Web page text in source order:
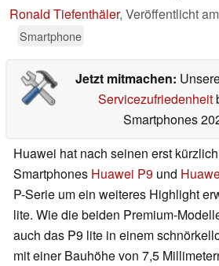
Ronald Tiefenthäler, Veröffentlicht am
Smartphone
Jetzt mitmachen:
Servicezufriedenheit
Smartphones
Huawei hat nach seinen erst
Smartphones Huawei P9 und
P-Serie um ein weiteres Highlight
lite. Wie die beiden Premium-
auch das P9 lite in einem
mit einer Bauhöhe von 7,5